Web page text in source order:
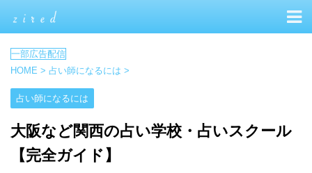
HOME > 占い師になるには >
占い師になるには
大阪など関西の占い学校・占いスクール
【完全ガイド】